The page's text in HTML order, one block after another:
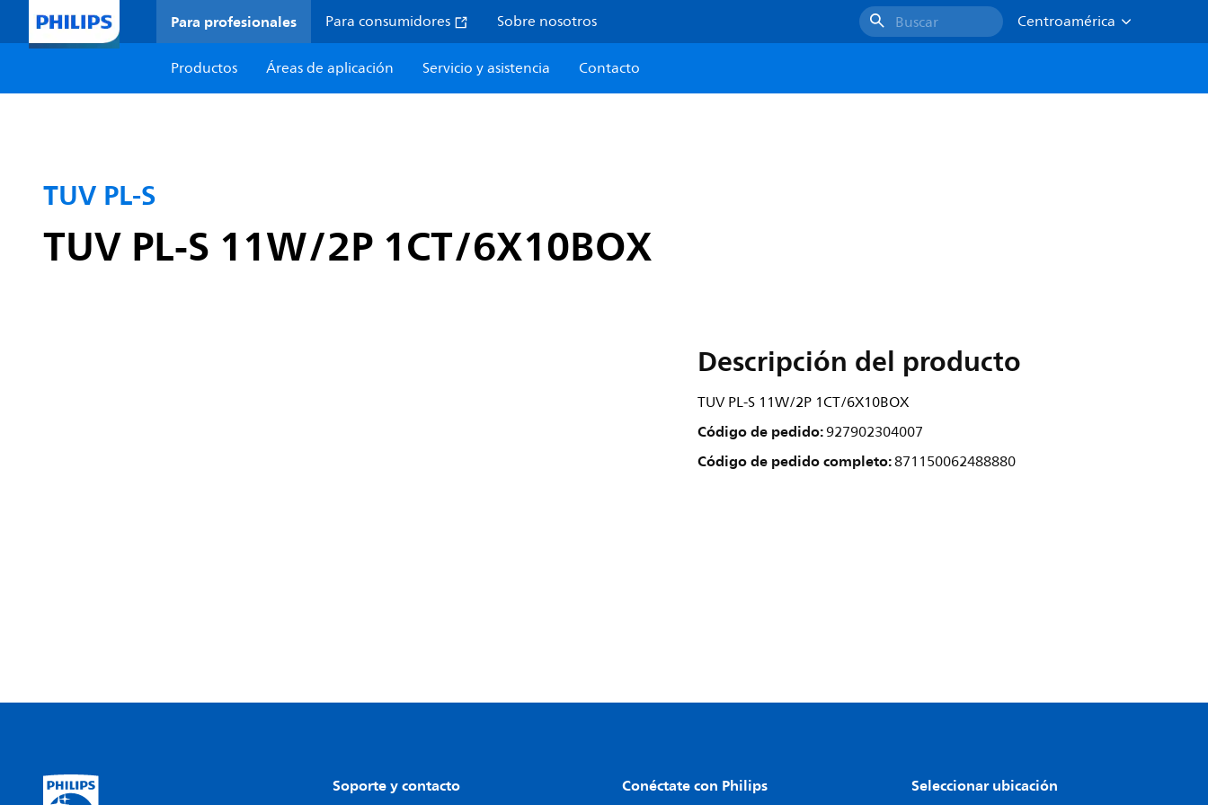
Para profesionales Para consumidores Sobre nosotros Buscar
Centroamérica
Productos
Áreas de aplicación Servicio y asistencia Contacto
TUV PL-S
TUV PL-S 11W/2P 1CT/6X10BOX
Descripción del producto
TUV PL-S 11W/2P 1CT/6X10BOX
Código de pedido:927902304007
Código de pedido completo:871150062488880
Soporte y contacto Conéctate con Philips Seleccionar ubicación